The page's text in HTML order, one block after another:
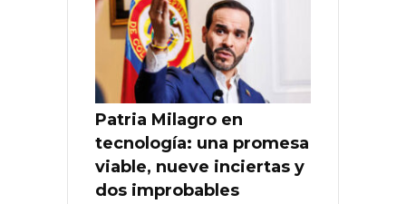
Patria Milagro en
tecnología: una promesa
viable, nueve inciertas y
dos improbables